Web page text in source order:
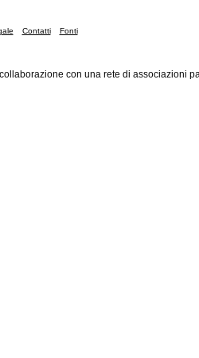
Contatti Fonti
con una rete di associazioni